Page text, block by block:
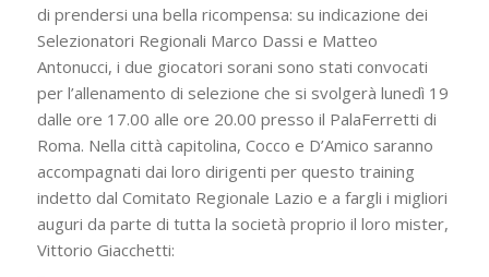
di prendersi una bella ricompensa: su indicazione dei
Selezionatori Regionali Marco Dassi e Matteo
Antonucci, i due giocatori sorani sono stati convocati
per l’allenamento di selezione che si svolgerà lunedì 19
dalle ore 17.00 alle ore 20.00 presso il PalaFerretti di
Roma. Nella città capitolina, Cocco e D’Amico saranno
accompagnati dai loro dirigenti per questo training
indetto dal Comitato Regionale Lazio e a fargli i migliori
auguri da parte di tutta la società proprio il loro mister,
Vittorio Giacchetti: